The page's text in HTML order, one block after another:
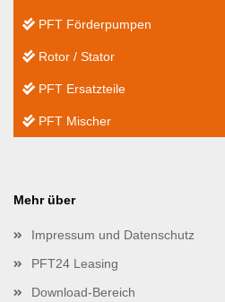
PFT Förderpumpen
Rotor / Stator
PFT Ersatzteile
PFT Mischer
Mehr über
Impressum und Datenschutz
PFT24 Leasing
Download-Bereich